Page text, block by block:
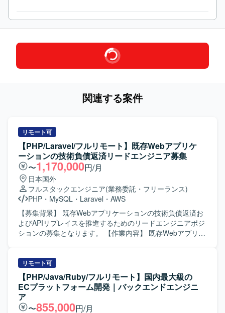
関連する案件
リモート可
【PHP/Laravel/フルリモート】既存Webアプリケ
ーションの技術負債返済リードエンジニア募集
〜1,170,000円/月
日本国外
フルスタックエンジニア(業務委託・フリーランス)
PHP ・ MySQL ・ Laravel ・ AWS
【募集背景】 既存Webアプリケーションの技術負債返済お
よびAPIリプレイスを推進するためのリードエンジニアポジ
ションの募集となります。 【作業内容】 既存Webアプリケ
FuelPHP1.8）の仕様解析とAPI化の推進を行っていただき
ます。 クリーンアーキテクチャやDDDに基づくモデル設
計・実装を主導していただきます。 技術的意思決定を担
い、設計・実装水準の底上げを牽引していただきます。 品
質と納期のバランスを見極めたプロジェクト推進をサポー
リモート可
【PHP/Java/Ruby/フルリモート】国内最大級の
ECプラットフォーム開発｜バックエンドエンジニ
ア
〜855,000円/月